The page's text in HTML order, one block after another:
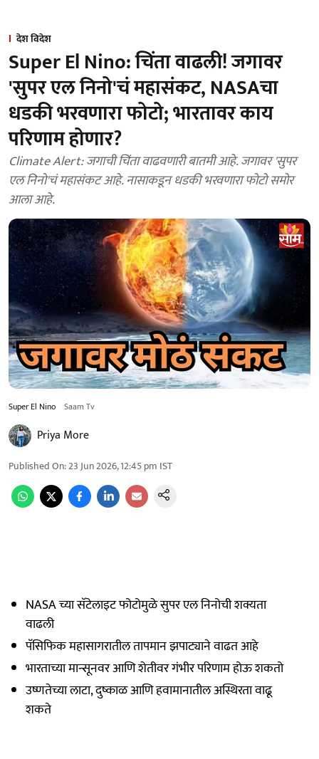
देश विदेश
Super El Nino: चिंता वाढली! जगावर
'सुपर एल निनो'चं महासंकट, NASAचा
धडकी भरवणारा फोटो; भारतावर काय
परिणाम होणार?
Climate Alert: जगाची चिंता वाढवणारी बातमी आहे. जगावर 'सुपर
एल निनो'चं महासंकट आहे. नासाकडून धडकी भरवणारा फोटो समोर
आला आहे.
Super El Nino Saam Tv
Priya More
Published On:23 Jun 2026, 12:45 pm IST
NASA च्या सॅटेलाइट फोटोमुळे सुपर एल निनोची शक्यता
वाढली
पॅसिफिक महासागरातील तापमान झपाट्याने वाढत आहे
भारताच्या मान्सूनवर आणि शेतीवर गंभीर परिणाम होऊ शकतो
उष्णतेच्या लाटा, दुष्काळ आणि हवामानातील अस्थिरता वाढू
शकते